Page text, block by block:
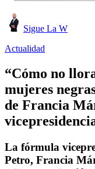
Sigue La W
Actualidad
“Cómo no
mujeres
de Francia
La fórmula
Petro, Francia